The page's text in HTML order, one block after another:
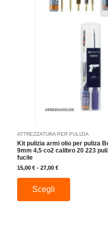
ATTREZZATURA PER PULIZIA
Kit pulizia armi olio per puliza
9mm 4,5 co2 calibro 20 223
fucile
15,00€ - 27,00€
a
27,00 €
Scegli
più
opzioni
possono
scelte
pagina
prodotto